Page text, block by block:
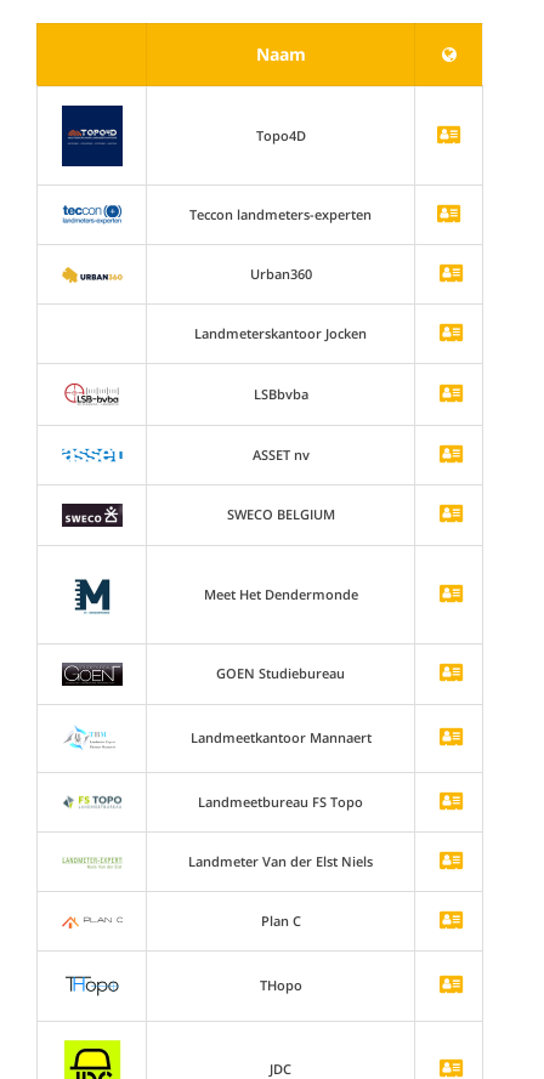
Naam
Topo4D
Teccon landmeters-experten
Urban360
Landmeterskantoor Jocken
LSBbvba
ASSET nv
SWECO BELGIUM
Meet Het Dendermonde
GOEN Studiebureau
Landmeetkantoor Mannaert
Landmeetbureau FS Topo
Landmeter Van der Elst Niels
Plan C
THopo
JDC